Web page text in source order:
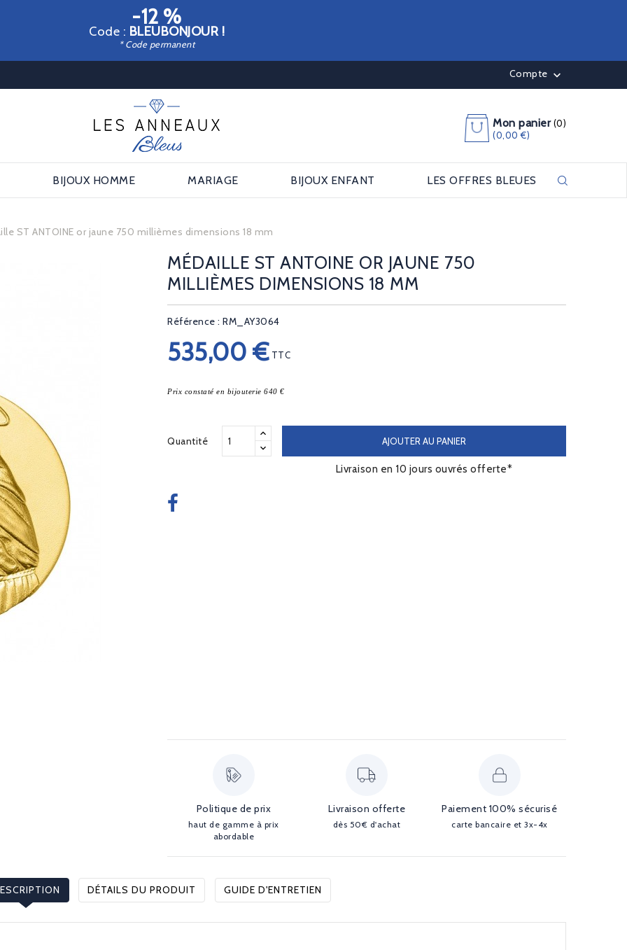
-12 %
Code : BLEUBONJOUR !
* Code permanent
Compte 
Mon panier (0)
(0,00 €)
BIJOUX HOMME MARIAGE BIJOUX ENFANT LES OFFRES BLEUES
ST ANTOINE or jaune 750 millièmes dimensions 18 mm
MÉDAILLE ST ANTOINE OR JAUNE 750
MILLIÈMES DIMENSIONS 18 MM
Référence : RM_AY3064
535,00 € TTC
Prix constaté en bijouterie 640 €
Quantité AJOUTER AU PANIER
Livraison en 10 jours ouvrés offerte*
Politique de prix
haut de gamme à prix
abordable
Livraison offerte
dès 50€ d'achat
Paiement 100% sécurisé
carte bancaire et 3x-4x
DÉTAILS DU PRODUIT GUIDE D'ENTRETIEN